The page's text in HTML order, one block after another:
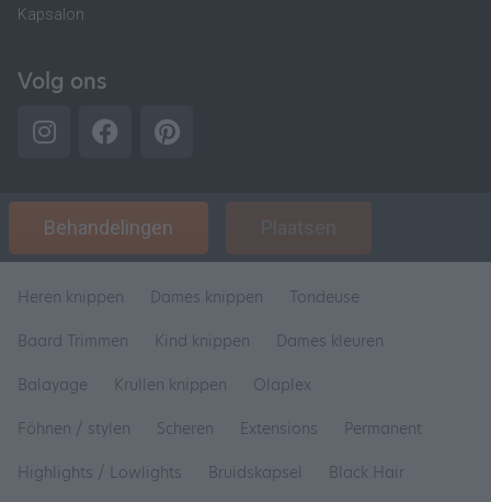
Kapsalon
Volg ons
Behandelingen Plaatsen
Heren knippen Dames knippen
Tondeuse
Baard Trimmen
Kind knippen
Dames kleuren
Balayage
Krullen knippen
Olaplex
Föhnen / stylen
Scheren Extensions
Permanent
Highlights / Lowlights
Bruidskapsel Black Hair